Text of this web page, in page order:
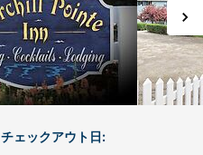
チェックアウト日: